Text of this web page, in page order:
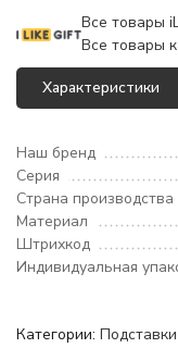
Все товары
Все товары
Характеристики
Наш бренд
Серия
Страна производства
Материал
Штрихкод
Индивидуальная
Категории: